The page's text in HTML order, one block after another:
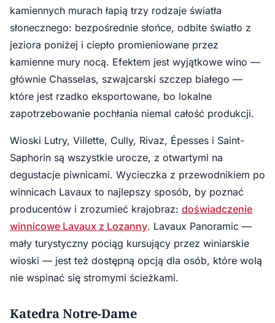
kamiennych murach łapią trzy rodzaje światła
słonecznego: bezpośrednie słońce, odbite światło z
jeziora poniżej i ciepło promieniowane przez
kamienne mury nocą. Efektem jest wyjątkowe wino —
głównie Chasselas, szwajcarski szczep białego —
które jest rzadko eksportowane, bo lokalne
zapotrzebowanie pochłania niemal całość produkcji.
Wioski Lutry, Villette, Cully, Rivaz, Épesses i Saint-
Saphorin są wszystkie urocze, z otwartymi na
degustacje piwnicami. Wycieczka z przewodnikiem po
winnicach Lavaux to najlepszy sposób, by poznać
producentów i zrozumieć krajobraz: doświadczenie
winnicowe Lavaux z Lozanny. Lavaux Panoramic —
mały turystyczny pociąg kursujący przez winiarskie
wioski — jest też dostępną opcją dla osób, które wolą
nie wspinać się stromymi ścieżkami.
Katedra Notre-Dame